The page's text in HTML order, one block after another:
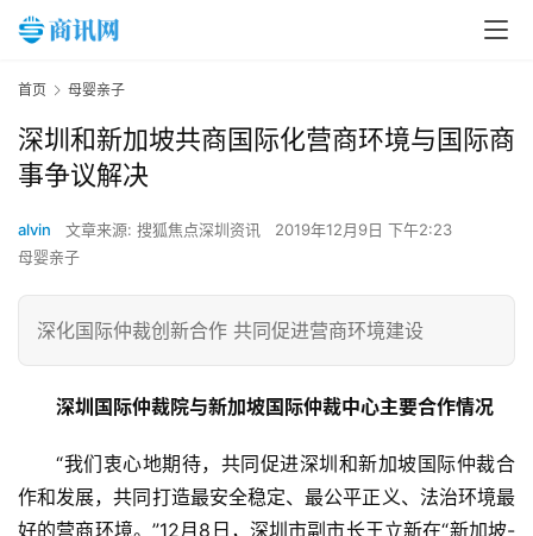
首页 母婴亲子
深圳和新加坡共商国际化营商环境与国际商
事争议解决
alvin 文章来源: 搜狐焦点深圳资讯
2019年12月9日 下午2:23
母婴亲子
深化国际仲裁创新合作 共同促进营商环境建设
深圳国际仲裁院与新加坡国际仲裁中心主要合作情况
“我们衷心地期待，共同促进深圳和新加坡国际仲裁合
作和发展，共同打造最安全稳定、最公平正义、法治环境最
好的营商环境。”12月8日，深圳市副市长王立新在“新加坡-